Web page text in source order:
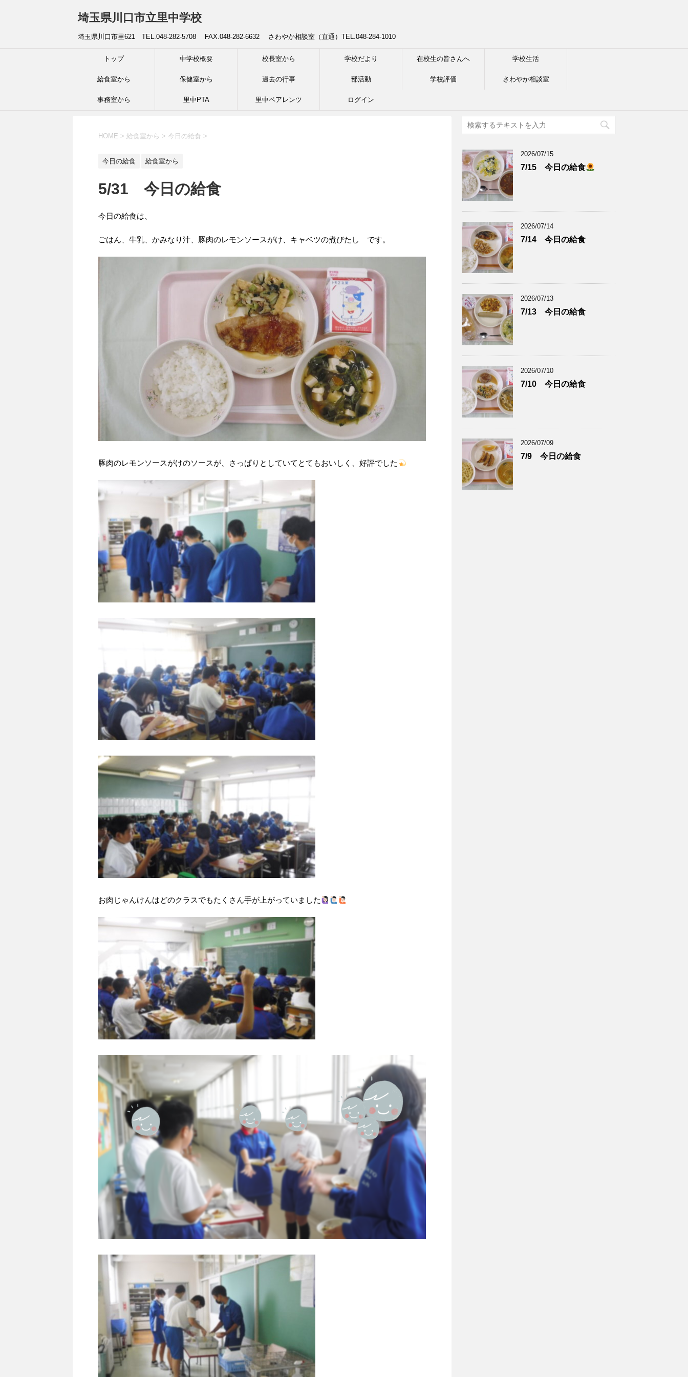
埼玉県川口市立里中学校
埼玉県川口市里621 TEL.048-282-5708 FAX.048-282-6632 さわやか相談室（直通）TEL.048-284-1010
トップ 中学校概要 校長室から 学校だより 在校生の皆さんへ 学校生活
給食室から 保健室から 過去の行事 部活動 学校評価 さわやか相談室
事務室から 里中PTA 里中ペアレンツ ログイン
HOME > 給食室から > 今日の給食 >
今日の給食 給食室から
5/31 今日の給食
今日の給食は、
ごはん、牛乳、かみなり汁、豚肉のレモンソースがけ、キャベツの煮びたし です。
豚肉のレモンソースがけのソースが、さっぱりとしていてとてもおいしく、好評でした
お肉じゃんけんはどのクラスでもたくさん手が上がっていました
2026/07/15
7/15 今日の給食
2026/07/14
7/14 今日の給食
2026/07/13
7/13 今日の給食
2026/07/10
7/10 今日の給食
2026/07/09
7/9 今日の給食